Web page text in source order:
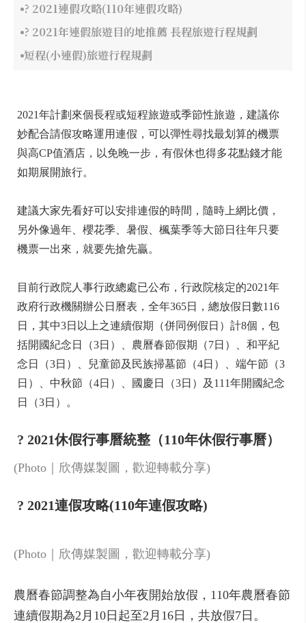
? 2021連假攻略(110年連假攻略)
? 2021年連假旅遊目的地推薦 長程旅遊行程規劃
短程(小連假)旅遊行程規劃
2021年計劃來個長程或短程旅遊或季節性旅遊，建議你
妙配合請假攻略運用連假，可以彈性尋找最划算的機票
與高CP值酒店，以免晚一步，有假休也得多花點錢才能
如期展開旅行。
建議大家先看好可以安排連假的時間，隨時上網比價，
另外像過年、櫻花季、暑假、楓葉季等大節日往年只要
機票一出來，就要先搶先贏。
目前行政院人事行政總處已公布，行政院核定的2021年
政府行政機關辦公日曆表，全年365日，總放假日數116
日，其中3日以上之連續假期（併同例假日）計8個，包
括開國紀念日（3日）、農曆春節假期（7日）、和平紀
念日（3日）、兒童節及民族掃墓節（4日）、端午節（3
日）、中秋節（4日）、國慶日（3日）及111年開國紀念
日（3日）。
? 2021休假行事曆統整（110年休假行事曆）
(Photo｜欣傳媒製圖，歡迎轉載分享)
? 2021連假攻略(110年連假攻略)
(Photo｜欣傳媒製圖，歡迎轉載分享)
農曆春節調整為自小年夜開始放假，110年農曆春節
連續假期為2月10日起至2月16日，共放假7日。